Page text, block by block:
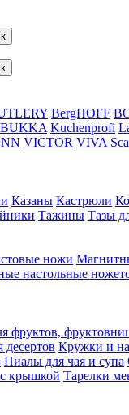
BergHOFF
Kuchenprofi
VICTOR VIVA
Казаны Кастрюли
Тажины Тазы
ножи
настольные
фруктов,
Кружки и
Пиалы для чая и супа
крышкой Тарелки